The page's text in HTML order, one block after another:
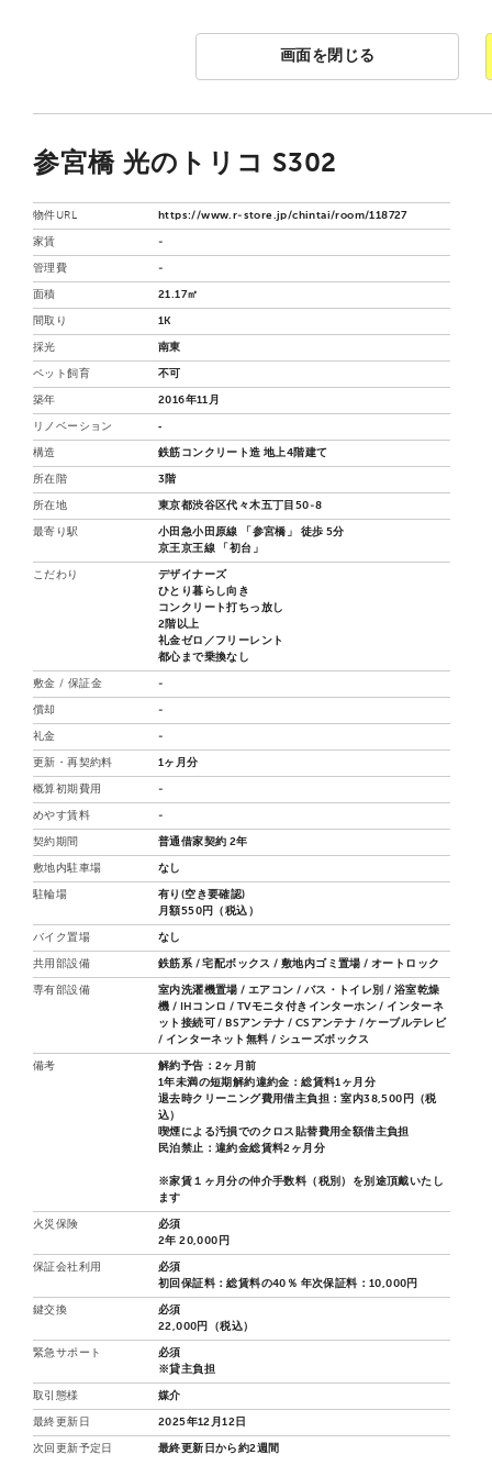
画面を閉じる
参宮橋 光のトリコ S302
物件URL https://www.r-store.jp/chintai/room/118727
家賃 -
管理費 -
面積 21.17㎡
間取り 1K
採光 南東
ペット飼育 不可
築年 2016年11月
リノベーション ‐
構造 鉄筋コンクリート造 地上4階建て
所在階 3階
所在地 東京都渋谷区代々木五丁目50-8
最寄り駅
小田急小田原線 「参宮橋」 徒歩 5分
京王京王線 「初台」
こだわり
デザイナーズ
ひとり暮らし向き
コンクリート打ちっ放し
2階以上
礼金ゼロ／フリーレント
都心まで乗換なし
敷金 / 保証金 -
償却 -
礼金 -
更新・再契約料 1ヶ月分
概算初期費用 -
めやす賃料 -
契約期間 普通借家契約 2年
敷地内駐車場 なし
駐輪場
有り(空き要確認)
月額550円（税込）
バイク置場 なし
共用部設備 鉄筋系 / 宅配ボックス / 敷地内ゴミ置場 / オートロック
専有部設備
室内洗濯機置場 / エアコン / バス・トイレ別 / 浴室乾燥
機 / IHコンロ / TVモニタ付きインターホン / インターネ
ット接続可 / BSアンテナ / CSアンテナ / ケーブルテレビ
/ インターネット無料 / シューズボックス
備考
解約予告：2ヶ月前
1年未満の短期解約違約金：総賃料1ヶ月分
退去時クリーニング費用借主負担：室内38,500円（税
込）
喫煙による汚損でのクロス貼替費用全額借主負担
民泊禁止：違約金総賃料2ヶ月分
※家賃１ヶ月分の仲介手数料（税別）を別途頂戴いたし
ます
火災保険
必須
2年 20,000円
保証会社利用
必須
初回保証料：総賃料の40％ 年次保証料：10,000円
鍵交換
必須
22,000円（税込）
緊急サポート
必須
※貸主負担
取引態様 媒介
最終更新日 2025年12月12日
次回更新予定日 最終更新日から約2週間